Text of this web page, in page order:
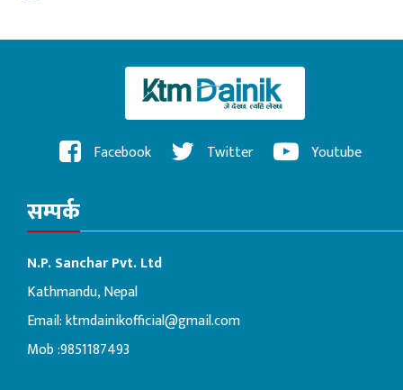
Facebook Twitter Youtube
सम्पर्क
N.P. Sanchar Pvt. Ltd
Kathmandu, Nepal
Email:ktmdainikofficial@gmail.com
Mob :9851187493